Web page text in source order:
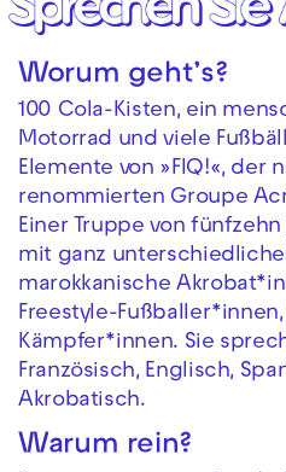
Worum geht’s?
100 Cola-Kisten, ein
Motorrad und viele
Elemente von »FIQ!«, der
renommierten Groupe
Einer Truppe von
mit ganz
marokkanische
Freestyle-
Kämpfer*innen. Sie
Französisch, Englisch,
Akrobatisch.
Warum rein?